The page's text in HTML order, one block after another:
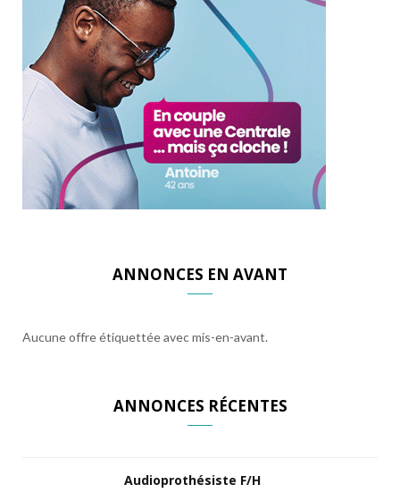
ANNONCES EN AVANT
Aucune offre étiquettée avec mis-en-avant.
ANNONCES RÉCENTES
Audioprothésiste F/H